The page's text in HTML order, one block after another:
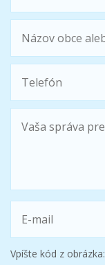
Vpíšte kód z obrázka: